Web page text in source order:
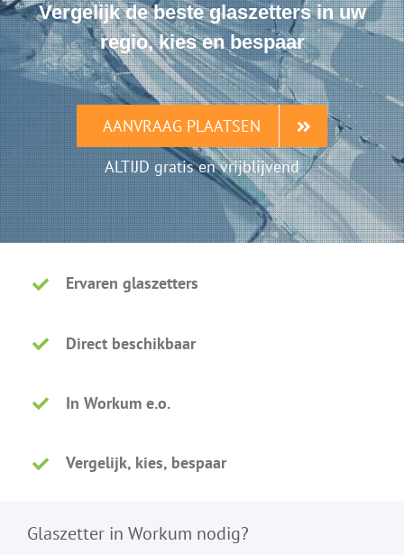
Vergelijk de beste glaszetters in uw
regio, kies en bespaar
AANVRAAG PLAATSEN
ALTIJD gratis en vrijblijvend
Ervaren glaszetters
Direct beschikbaar
In Workum e.o.
Vergelijk, kies, bespaar
Glaszetter in Workum nodig?